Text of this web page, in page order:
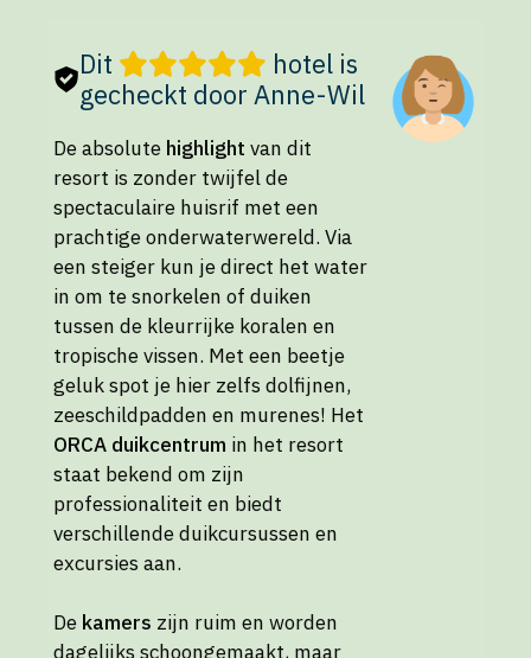
Dit
hotel is
gecheckt door Anne-Wil
De absolute highlight van dit
resort is zonder twijfel de
spectaculaire huisrif met een
prachtige onderwaterwereld. Via
een steiger kun je direct het water
in om te snorkelen of duiken
tussen de kleurrijke koralen en
tropische vissen. Met een beetje
geluk spot je hier zelfs dolfijnen,
zeeschildpadden en murenes! Het
ORCA duikcentrum in het resort
staat bekend om zijn
professionaliteit en biedt
verschillende duikcursussen en
excursies aan.
De kamers zijn ruim en worden
dagelijks schoongemaakt, maar